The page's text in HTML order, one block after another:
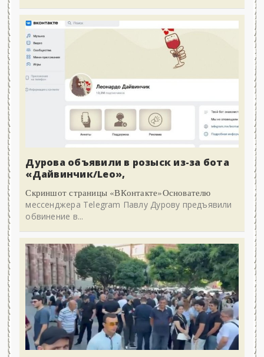
Дурова объявили в розыск из-за бота
«Дайвинчик/Leo»,
Скриншот страницы «ВКонтакте»Основателю
мессенджера Telegram Павлу Дурову предъявили
обвинение в...